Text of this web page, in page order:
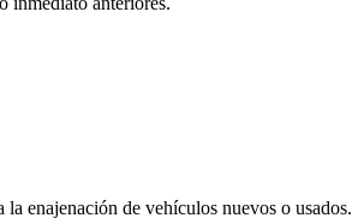
enajenación de vehículos nuevos o usados.